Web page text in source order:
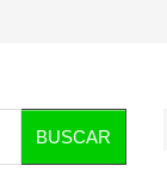
BUSCAR